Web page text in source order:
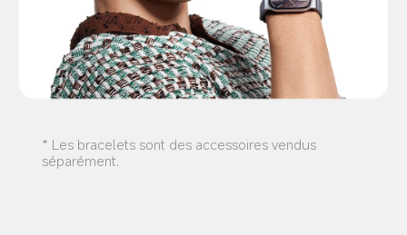
* Les bracelets sont des accessoires vendus
séparément.